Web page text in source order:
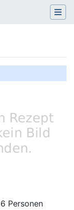
6 Personen